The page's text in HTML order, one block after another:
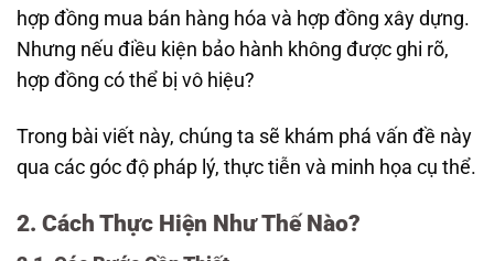
hợp đồng mua bán hàng hóa và hợp đồng xây dựng.
Nhưng nếu điều kiện bảo hành không được ghi rõ,
hợp đồng có thể bị vô hiệu?
Trong bài viết này, chúng ta sẽ khám phá vấn đề này
qua các góc độ pháp lý, thực tiễn và minh họa cụ thể.
2. Cách Thực Hiện Như Thế Nào?